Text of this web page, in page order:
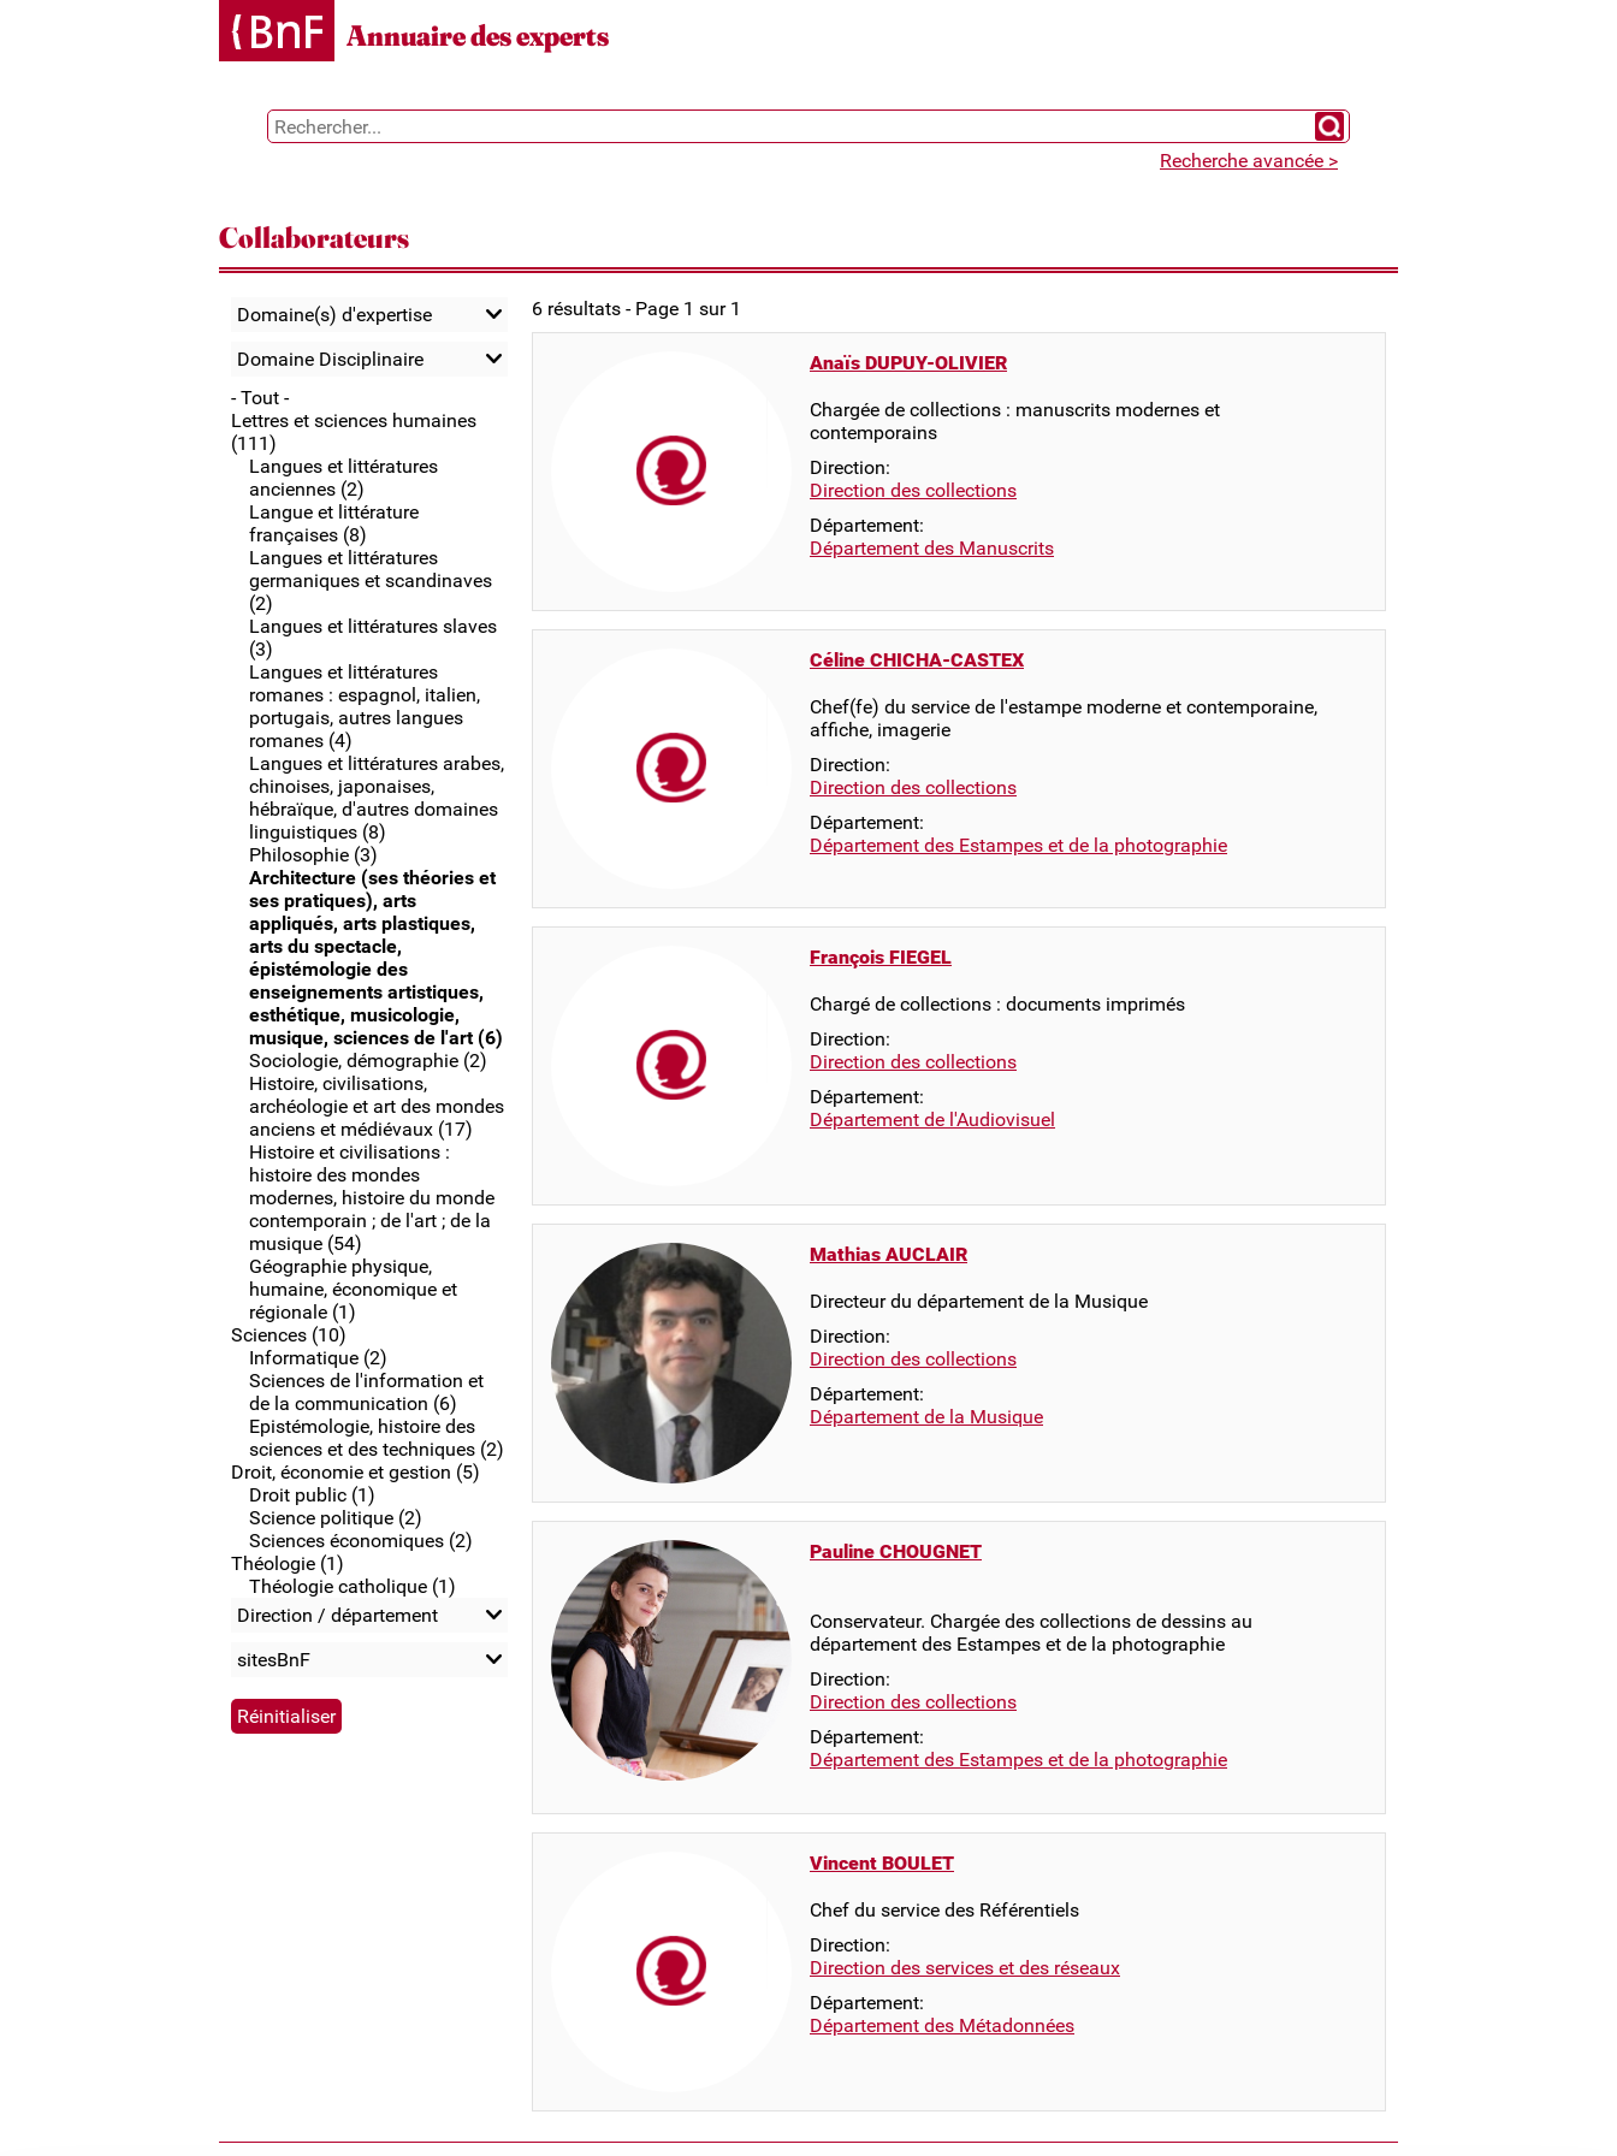
Annuaire des experts
Chercher un expert
Recherche avancée >
Collaborateurs
Domaine(s) d'expertise
Domaine Disciplinaire
- Tout -
Lettres et sciences humaines
(111)
Langues et littératures
anciennes (2)
Langue et littérature
françaises (8)
Langues et littératures
germaniques et scandinaves
(2)
Langues et littératures slaves
(3)
Langues et littératures
romanes : espagnol, italien,
portugais, autres langues
romanes (4)
Langues et littératures arabes,
chinoises, japonaises,
hébraïque, d'autres domaines
linguistiques (8)
Philosophie (3)
Architecture (ses théories et
ses pratiques), arts
appliqués, arts plastiques,
arts du spectacle,
épistémologie des
enseignements artistiques,
esthétique, musicologie,
musique, sciences de l'art (6)
Sociologie, démographie (2)
Histoire, civilisations,
archéologie et art des mondes
anciens et médiévaux (17)
Histoire et civilisations :
histoire des mondes
modernes, histoire du monde
contemporain ; de l'art ; de la
musique (54)
Géographie physique,
humaine, économique et
régionale (1)
Sciences (10)
Informatique (2)
Sciences de l'information et
de la communication (6)
Epistémologie, histoire des
sciences et des techniques (2)
Droit, économie et gestion (5)
Droit public (1)
Science politique (2)
Sciences économiques (2)
Théologie (1)
Théologie catholique (1)
Direction / département
sitesBnF
6 résultats - Page 1 sur 1
Anaïs DUPUY-OLIVIER
Chargée de collections : manuscrits modernes et
contemporains
Direction:
Direction des collections
Département:
Département des Manuscrits
Céline CHICHA-CASTEX
Chef(fe) du service de l'estampe moderne et contemporaine,
affiche, imagerie
Direction:
Direction des collections
Département:
Département des Estampes et de la photographie
François FIEGEL
Chargé de collections : documents imprimés
Direction:
Direction des collections
Département:
Département de l'Audiovisuel
Mathias AUCLAIR
Directeur du département de la Musique
Direction:
Direction des collections
Département:
Département de la Musique
Pauline CHOUGNET
Conservateur. Chargée des collections de dessins au
département des Estampes et de la photographie
Direction:
Direction des collections
Département:
Département des Estampes et de la photographie
Vincent BOULET
Chef du service des Référentiels
Direction:
Direction des services et des réseaux
Département:
Département des Métadonnées